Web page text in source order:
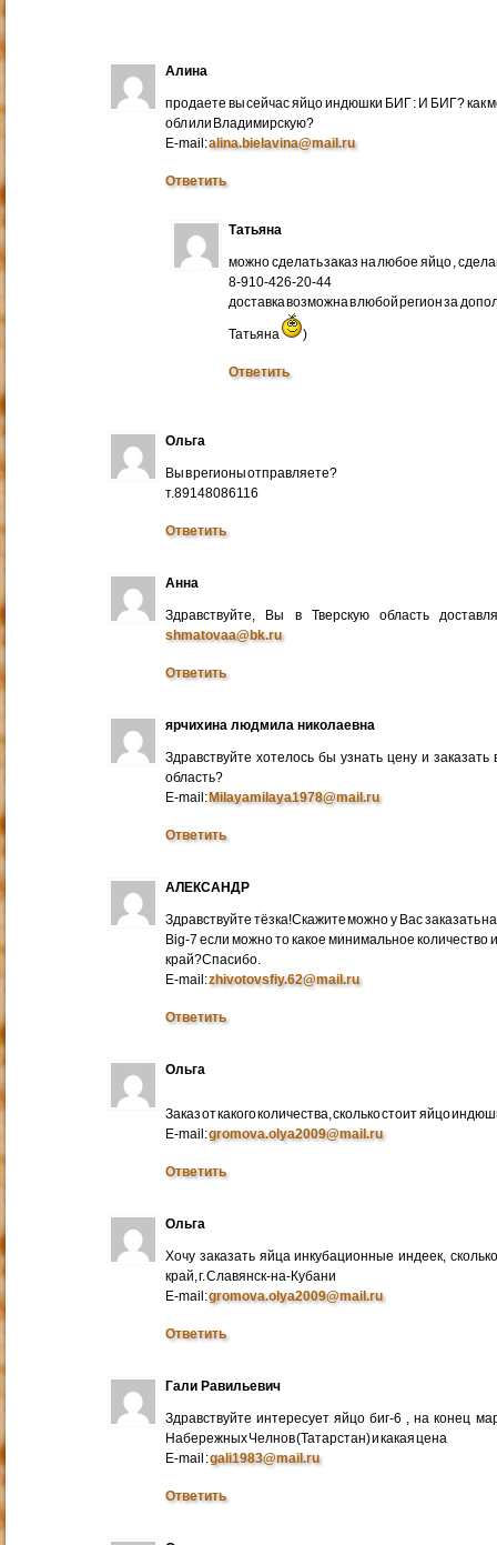
Алина
продаете вы сейчас яйцо индюшки БИГ : И БИГ? как
обл или Владимирскую?
E-mail:alina.bielavina@mail.ru
Ответить
Татьяна
можно сделать заказ на любое яйцо ,
8-910-426-20-44
доставка возможна в любой регион за
Татьяна )
Ответить
Ольга
Вы в регионы отправляете?
т.89148086116
Ответить
Анна
Здравствуйте, Вы в Тверскую область
shmatovaa@bk.ru
Ответить
ярчихина людмила николаевна
Здравствуйте хотелось бы узнать цену и
область?
E-mail:Milayamilaya1978@mail.ru
Ответить
АЛЕКСАНДР
Здравствуйте тёзка!Скажите можно у Вас заказать
Big-7 если можно то какое минимальное количество
край?Спасибо.
E-mail:zhivotovsfiy.62@mail.ru
Ответить
Ольга
Заказ от какого количества, сколько стоит яйцо
E-mail:gromova.olya2009@mail.ru
Ответить
Ольга
Хочу заказать яйца инкубационные индеек,
край, г. Славянск-на-Кубани
E-mail:gromova.olya2009@mail.ru
Ответить
Гали Равильевич
Здравствуйте интересует яйцо биг-6 , на конец
Набережных Челнов (Татарстан) и какая цена
E-mail :gali1983@mail.ru
Ответить